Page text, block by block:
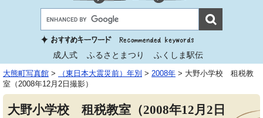
成人式 ふるさとまつり ふくしま駅伝
大熊町写真館 > （東日本大震災前）年別 > 2008年 > 大野小学校 租税教
室（2008年12月2日撮影）
大野小学校 租税教室（2008年12月2日